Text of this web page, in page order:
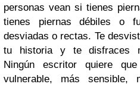
personas vean si tienes
tienes piernas débiles o
desviadas o rectas. Te
tu historia y te disfraces
Ningún escritor quiere
vulnerable, más